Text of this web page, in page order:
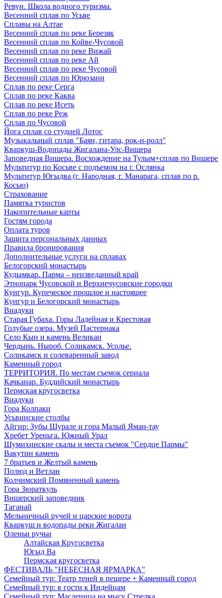
Ревун. Школа водного туризма.
Весенний сплав по Усьве
Сплавы на Алтае
Весенний сплав по реке Березяк
Весенний сплав по Койве-Чусовой
Весенний сплав по реке Вижай
Весенний сплав по реке Ай
Весенний сплав по реке Чусовой
Весенний сплав по Юрюзани
Сплав по реке Серга
Сплав по реке Каква
Сплав по реке Исеть
Сплав по реке Реж
Сплав по Чусовой
Йога сплав со студией Лотос
Музыкальный сплав "Баян, гитара, рок-н-ролл"
Кваркуш-Водопады Жигалана-Улс-Вишера
Заповедная Вишера. Восхождение на Тулым+сплав по Вишере
Мультитур по Косьве с подъемом на г. Ослянка
Мультитур Югыдва (г. Народная, г. Манарага, сплав по р.
Косью)
Страхование
Памятка туристов
Накопительные карты
Гостям города
Оплата туров
Защита персональных данных
Правила бронирования
Дополнительные услуги на сплавах
Белогорский монастырь
Кудымкар. Парма – неизведанный край
Этнопарк Чусовской и Верхнечусовские городки
Кунгур. Купеческое прошлое и настоящее
Кунгур и Белогорский монастырь
Виадуки
Старая Губаха. Горы Ладейная и Крестовая
Голубые озера. Музей Пастернака
Село Кын и камень Великан
Чердынь. Ныроб. Соликамск. Усолье.
Соликамск и солеваренный завод
Каменный город
ТЕРРИТОРИЯ. По местам съемок сериала
Качканар. Буддийский монастырь
Пермская кругосветка
Виадуки
Гора Колпаки
Усьвинские столбы
Айгир: Зубы Шурале и гора Малый Яман-тау
Хребет Уреньга. Южный Урал
Шумихинские скалы и места съемок "Сердце Пармы"
Вакутин камень
7 братьев и Желтый камень
Полюд и Ветлан
Колчимский Помяненный камень
Гора Зюраткуль
Вишерский заповедник
Таганай
Мельничный ручей и царские ворота
Кваркуш и водопады реки Жигалан
Оленьи ручьи
Алтайская Кругосветка
Югыд Ва
Пермская кругосветка
ФЕСТИВАЛЬ "НЕБЕСНАЯ ЯРМАРКА"
Семейный тур: Театр теней в пещере + Каменный город
Семейный тур: в гости к Индейцам
Семейный тур: Масленица на мысу Стрелка